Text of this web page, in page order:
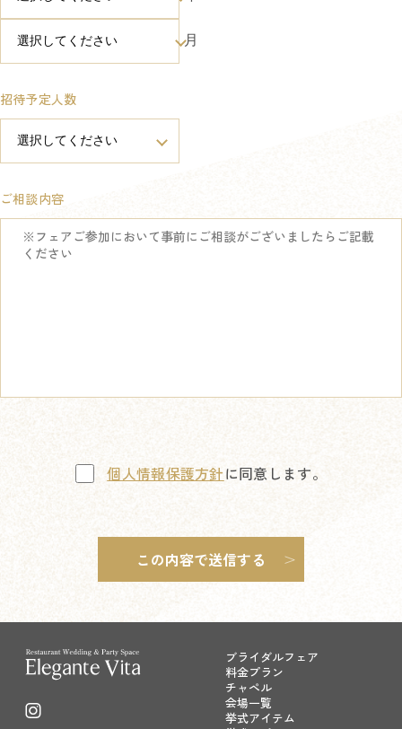
月
招待予定人数
ご相談内容
個人情報保護方針に同意します。
ブライダルフェア
料金プラン
チャペル
会場一覧
挙式アイテム